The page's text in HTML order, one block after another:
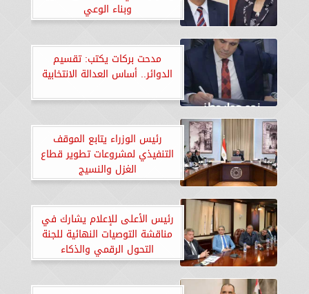
وبناء الوعي
مدحت بركات يكتب: تقسيم
الدوائر.. أساس العدالة الانتخابية
رئيس الوزراء يتابع الموقف
التنفيذي لمشروعات تطوير قطاع
الغزل والنسيج
رئيس الأعلى للإعلام يشارك في
مناقشة التوصيات النهائية للجنة
التحول الرقمي والذكاء
الاصطناعي